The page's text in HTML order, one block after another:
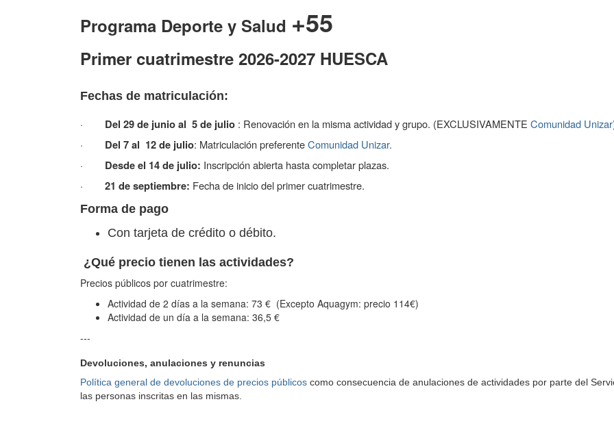
Programa Deporte y Salud +55
Primer cuatrimestre 2026-2027 HUESCA
Fechas de matriculación:
· Del 29 de junio al 5 de julio : Renovación en la misma actividad y grupo. (EXCLUSIVAMENTE Comunidad
·
Del 7 al 12 de julio: Matriculación preferenteComunidad Unizar.
· Desde el 14 de julio: Inscripción abierta hasta completar plazas.
· 21 de septiembre: Fecha de inicio del primer cuatrimestre.
Forma de pago
Con tarjeta de crédito o débito.
¿Qué precio tienen las actividades?
Precios públicos por cuatrimestre:
Actividad de 2 días a la semana: 73 € (Excepto Aquagym: precio 114€)
Actividad de un día a la semana: 36,5 €
---
Devoluciones, anulaciones y renuncias
Política general de devoluciones de precios públicos como consecuencia de anulaciones de actividades por parte del
las personas inscritas en las mismas.